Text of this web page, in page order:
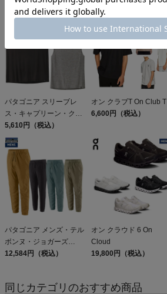
パタゴニア スリーブレ
ス・キャプリーン・クー
ル・デイリー・シャツ
Patagonia Sleeveless
Capilene Cool Daily
Shirt
5,610円（税込）
オン クラブT On Club T
6,600円（税込）
パタゴニア メンズ・テル
ボンヌ・ジョガーズ
PATAGONIA MS
12,584円（税込）
オン クラウド 6 On
Cloud
19,800円（税込）
同じカテゴリのおすすめ商品